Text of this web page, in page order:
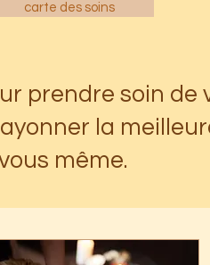
carte des soins
prendre soin de
la
même.